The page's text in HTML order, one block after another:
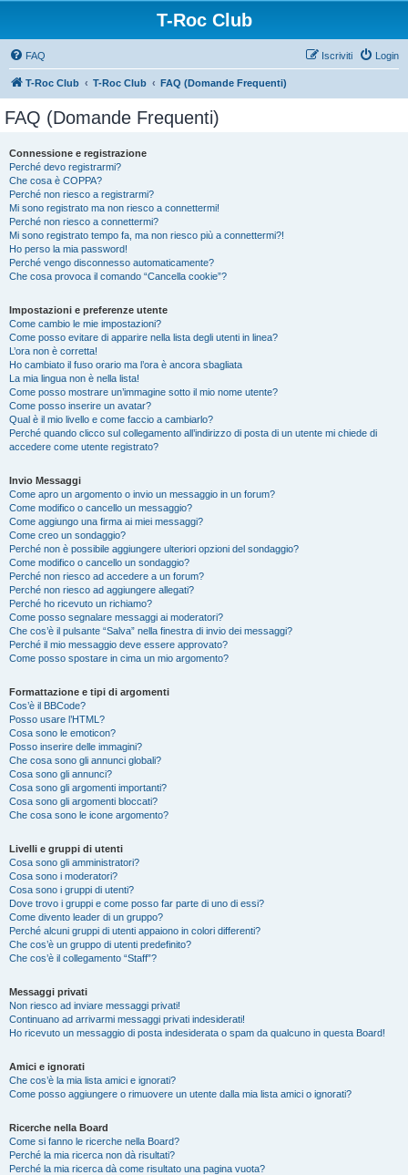
T-Roc Club
FAQ Login
Iscriviti
T-Roc Club T-Roc Club FAQ (Domande Frequenti)
FAQ (Domande Frequenti)
Connessione e registrazione
Perché devo registrarmi?
Che cosa è COPPA?
Perché non riesco a registrarmi?
Mi sono registrato ma non riesco a connettermi!
Perché non riesco a connettermi?
Mi sono registrato tempo fa, ma non riesco più a connettermi?!
Ho perso la mia password!
Perché vengo disconnesso automaticamente?
Che cosa provoca il comando “Cancella cookie”?
Impostazioni e preferenze utente
Come cambio le mie impostazioni?
Come posso evitare di apparire nella lista degli utenti in linea?
L’ora non è corretta!
Ho cambiato il fuso orario ma l’ora è ancora sbagliata
La mia lingua non è nella lista!
Come posso mostrare un’immagine sotto il mio nome utente?
Come posso inserire un avatar?
Qual è il mio livello e come faccio a cambiarlo?
Perché quando clicco sul collegamento all’indirizzo di posta di un utente mi chiede di
accedere come utente registrato?
Invio Messaggi
Come apro un argomento o invio un messaggio in un forum?
Come modifico o cancello un messaggio?
Come aggiungo una firma ai miei messaggi?
Come creo un sondaggio?
Perché non è possibile aggiungere ulteriori opzioni del sondaggio?
Come modifico o cancello un sondaggio?
Perché non riesco ad accedere a un forum?
Perché non riesco ad aggiungere allegati?
Perché ho ricevuto un richiamo?
Come posso segnalare messaggi ai moderatori?
Che cos’è il pulsante “Salva” nella finestra di invio dei messaggi?
Perché il mio messaggio deve essere approvato?
Come posso spostare in cima un mio argomento?
Formattazione e tipi di argomenti
Cos’è il BBCode?
Posso usare l’HTML?
Cosa sono le emoticon?
Posso inserire delle immagini?
Che cosa sono gli annunci globali?
Cosa sono gli annunci?
Cosa sono gli argomenti importanti?
Cosa sono gli argomenti bloccati?
Che cosa sono le icone argomento?
Livelli e gruppi di utenti
Cosa sono gli amministratori?
Cosa sono i moderatori?
Cosa sono i gruppi di utenti?
Dove trovo i gruppi e come posso far parte di uno di essi?
Come divento leader di un gruppo?
Perché alcuni gruppi di utenti appaiono in colori differenti?
Che cos’è un gruppo di utenti predefinito?
Che cos’è il collegamento “Staff”?
Messaggi privati
Non riesco ad inviare messaggi privati!
Continuano ad arrivarmi messaggi privati indesiderati!
Ho ricevuto un messaggio di posta indesiderata o spam da qualcuno in questa Board!
Amici e ignorati
Che cos’è la mia lista amici e ignorati?
Come posso aggiungere o rimuovere un utente dalla mia lista amici o ignorati?
Ricerche nella Board
Come si fanno le ricerche nella Board?
Perché la mia ricerca non dà risultati?
Perché la mia ricerca dà come risultato una pagina vuota?